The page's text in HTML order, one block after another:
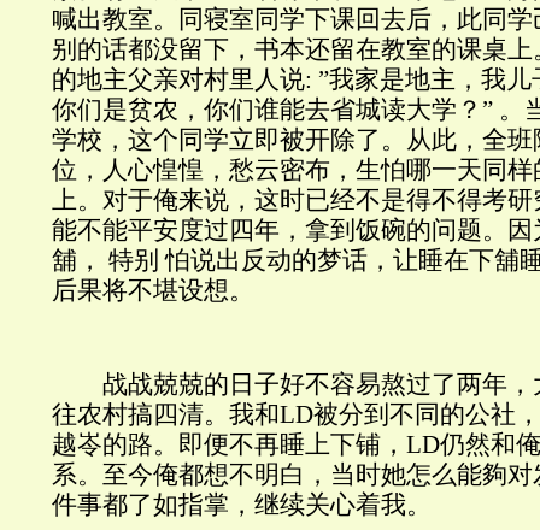
喊出教室。同寝室同学下课回去后，此同
别的话都没留下，书本还留在教室的课桌
的地主父亲对村里人说: ”我家是地主，我
你们是贫农，你们谁能去省城读大学？” 。
学校，这个同学立即被开除了。从此，全
位，人心惶惶，愁云密布，生怕哪一天同
上。对于俺来说，这时已经不是得不得考
能不能平安度过四年，拿到饭碗的问题。
舖， 特别 怕说出反动的梦话，让睡在下舖
后果将不堪设想。
战战兢兢的日子好不容易熬过了两年，
往农村搞四清。我和LD被分到不同的公社
越岺的路。即便不再睡上下铺，LD仍然和
系。至今俺都想不明白，当时她怎么能夠
件事都了如指掌，继续关心着我。